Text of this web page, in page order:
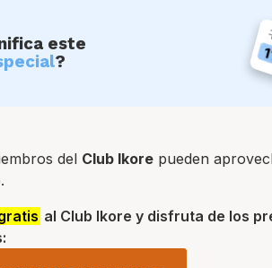
este
?
del Club Ikore pueden
al Club Ikore y disfruta de los